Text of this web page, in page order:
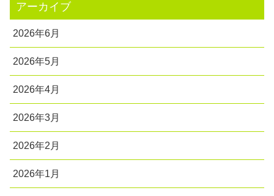
アーカイブ
2026年6月
2026年5月
2026年4月
2026年3月
2026年2月
2026年1月